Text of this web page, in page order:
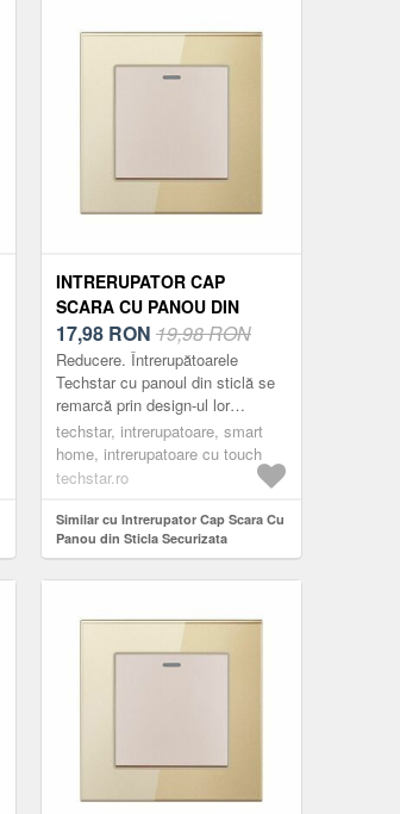
INTRERUPATOR CAP
SCARA CU PANOU DIN
STICLA SECURIZATA
TECHSTAR® TGS 01, 220V,
16A, 86 X 86 MM, AURIU, CU
1 MODUL
17,98 RON 19,98 RON
Reducere. Întrerupătoarele
Techstar cu panoul din sticlă se
remarcă prin design-ul lor
compact, elegant și minimalist.
Acestea sunt practice, fabricate
din m...
techstar, intrerupatoare, smart
home, intrerupatoare cu touch
techstar.ro
Similar cu Intrerupator Cap Scara Cu
Panou din Sticla Securizata
Techstar® TGS 01, 220V, 16A, 86 x 86
mm, Auriu, cu 1 Modul